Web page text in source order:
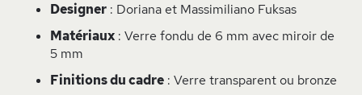
Designer : Doriana et Massimiliano Fuksas
Matériaux : Verre fondu de 6 mm avec miroir de
5 mm
Finitions du cadre : Verre transparent ou bronze